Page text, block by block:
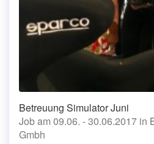
Betreuung Simulator Juni
Job am 09.06. - 30.06.2017 in
Gmbh